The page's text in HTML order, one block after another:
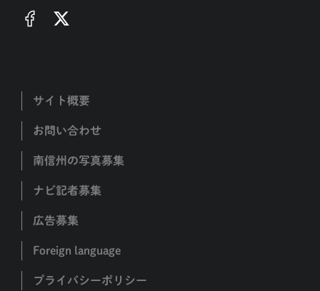
サイト概要
お問い合わせ
南信州の写真募集
ナビ記者募集
広告募集
Foreign language
プライバシーポリシー